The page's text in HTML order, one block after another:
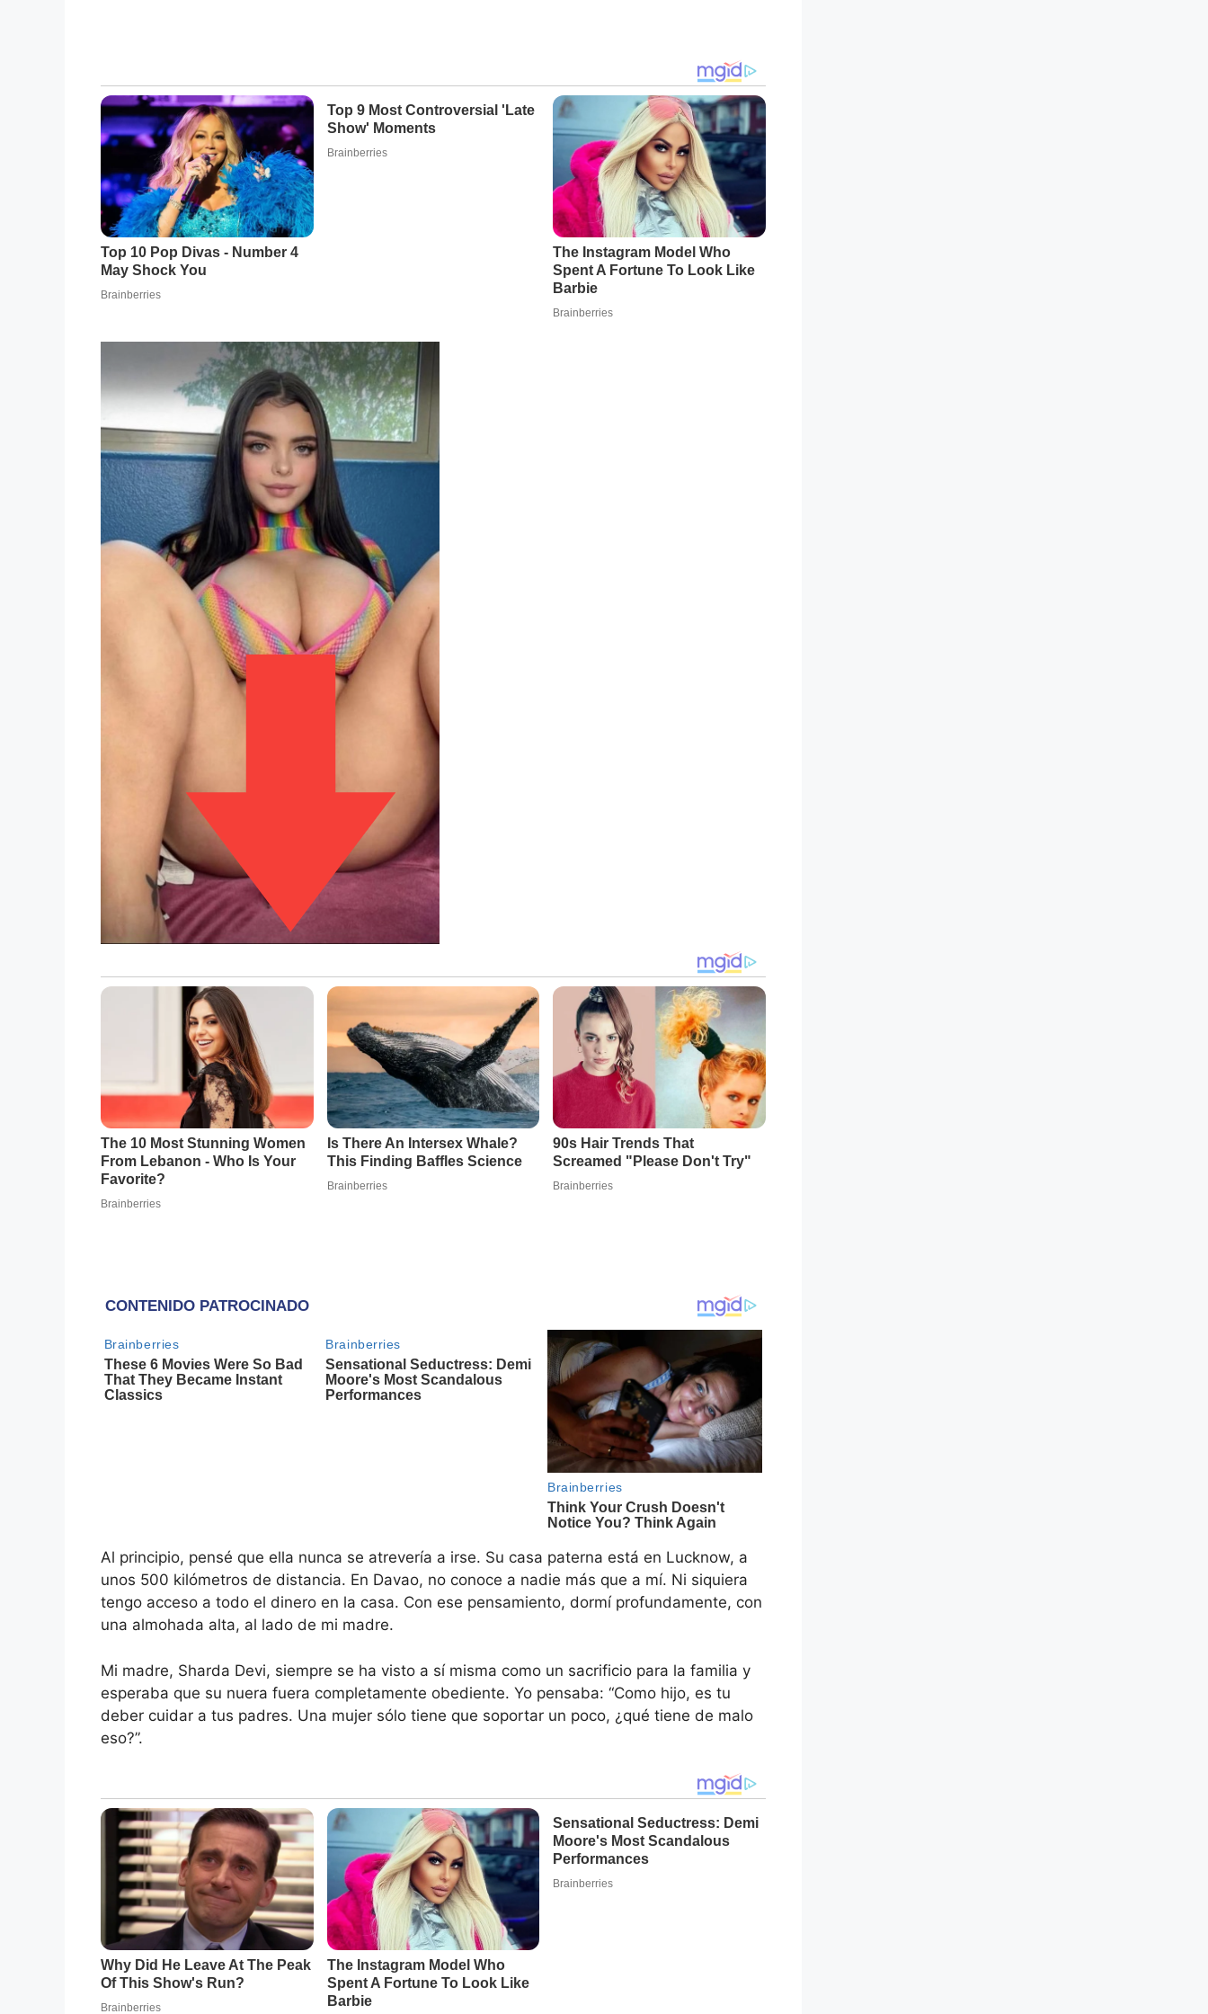
Al principio, pensé que ella nunca se atrevería a irse. Su casa paterna está en Lucknow, a
unos 500 kilómetros de distancia. En Davao, no conoce a nadie más que a mí. Ni siquiera
tengo acceso a todo el dinero en la casa. Con ese pensamiento, dormí profundamente, con
una almohada alta, al lado de mi madre.
Mi madre, Sharda Devi, siempre se ha visto a sí misma como un sacrificio para la familia y
esperaba que su nuera fuera completamente obediente. Yo pensaba: “Como hijo, es tu
deber cuidar a tus padres. Una mujer sólo tiene que soportar un poco, ¿qué tiene de malo
eso?”.